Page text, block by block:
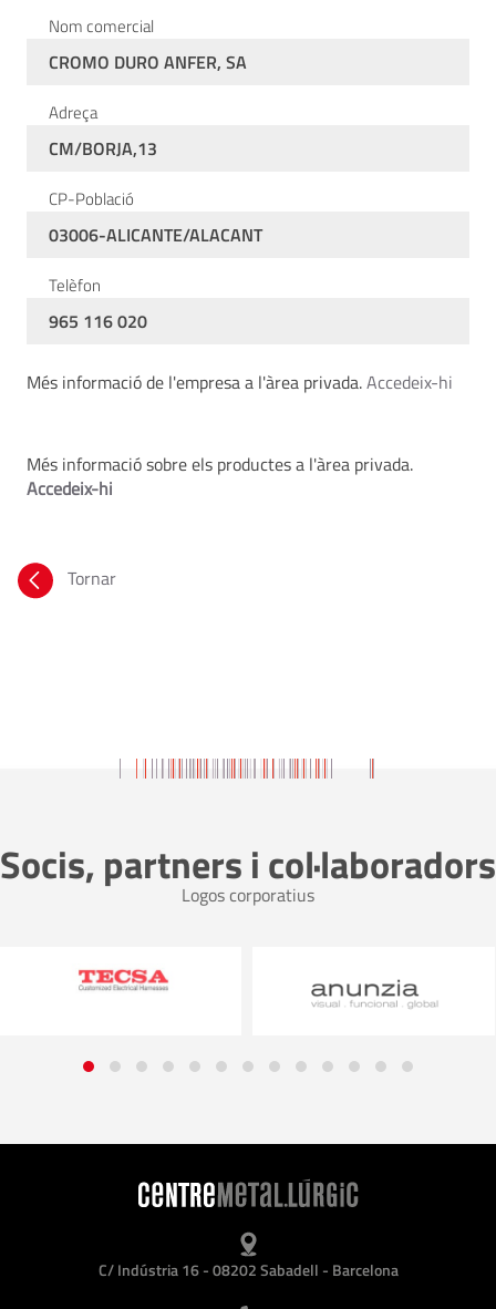
Nom comercial
CROMO DURO ANFER, SA
Adreça
CM/BORJA,13
CP-Població
03006-ALICANTE/ALACANT
Telèfon
965 116 020
Més informació de l'empresa a l'àrea privada.Accedeix-hi
Més informació sobre els productes a l'àrea privada.
Accedeix-hi
Tornar
Socis, partners i col·laboradors
Logos corporatius
C/ Indústria 16 - 08202 Sabadell - Barcelona